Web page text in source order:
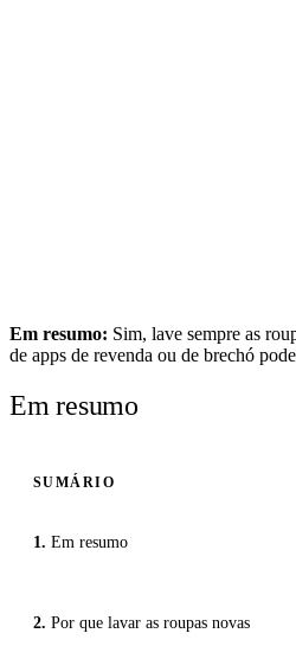
Em resumo: Sim, lave sempre as
de apps de revenda ou de brechó
Em resumo
SUMÁRIO
Em resumo
Por que lavar as roupas novas